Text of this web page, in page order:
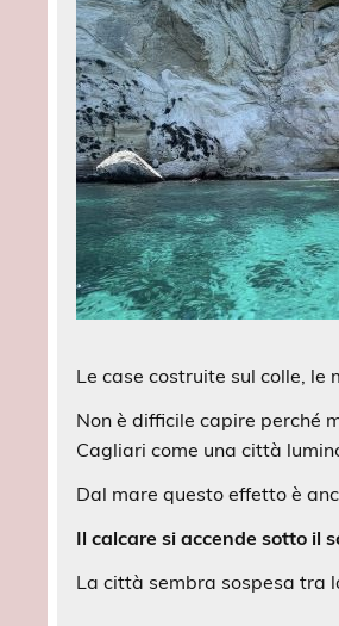
Le case costruite sul colle, le
Non è difficile capire perché
Cagliari come una città
Dal mare questo effetto è
Il calcare si accende sotto il
La città sembra sospesa tra